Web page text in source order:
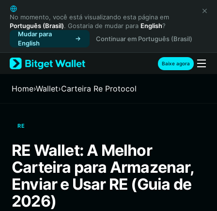
English
日本語
Tiếng Việt
Русский
Español (Latinoamérica)
Türkçe
Français
繁體中文
Bahasa Indonesia
ภาษาไทย
हिन्दी
Español
Português (Brasil)
No momento, você está visualizando esta página em
Português (Brasil). Gostaria de mudar para English?
Mudar para
English
Continuar em Português (Brasil)
Baixe agora
Home›Wallet›Carteira Re Protocol
RE
RE Wallet: A Melhor
Carteira para Armazenar,
Enviar e Usar RE (Guia de
2026)